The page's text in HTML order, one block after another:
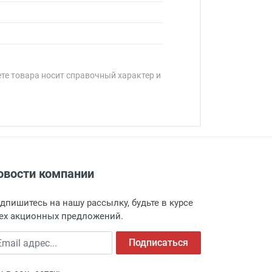
товара носит справочный характер и
г. Москва, Переведеновский
о поступлении товара.
пункт выдачи, чтобы избежать
компании
на нашу рассылку, будьте в курсе
акционных предложений.
адрес Подписаться